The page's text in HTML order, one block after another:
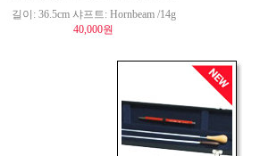
길이: 36.5cm 샤프트: Hornbeam /14g
40,000원